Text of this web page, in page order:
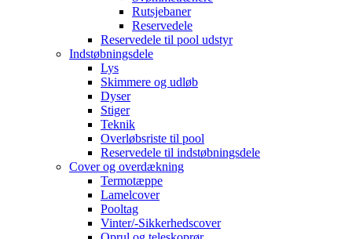
Rutsjebaner
Reservedele
Reservedele til pool udstyr
Indstøbningsdele
Lys
Skimmere og udløb
Dyser
Stiger
Teknik
Overløbsriste til pool
Reservedele til indstøbningsdele
Cover og overdækning
Termotæppe
Lamelcover
Pooltag
Vinter/-Sikkerhedscover